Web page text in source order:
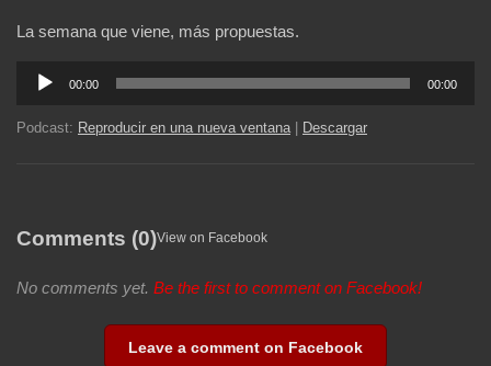
La semana que viene, más propuestas.
Reproductor
audio
00:00 00:00
Podcast: Reproducir en una nueva ventana | Descargar
Comments (0)View on Facebook
No comments yet. Be the first to comment on Facebook!
Leave a comment on Facebook